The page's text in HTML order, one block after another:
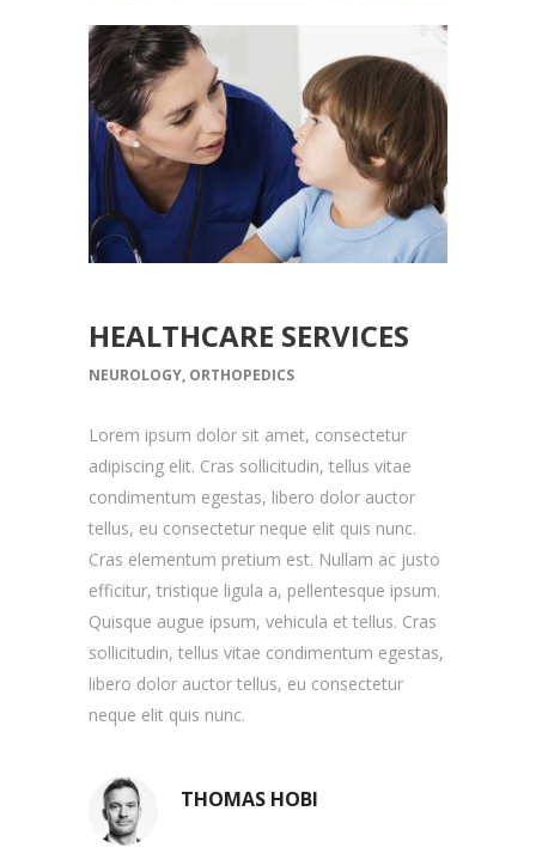
HEALTHCARE SERVICES
NEUROLOGY, ORTHOPEDICS
Lorem ipsum dolor sit amet, consectetur
adipiscing elit. Cras sollicitudin, tellus vitae
condimentum egestas, libero dolor auctor
tellus, eu consectetur neque elit quis nunc.
Cras elementum pretium est. Nullam ac justo
efficitur, tristique ligula a, pellentesque ipsum.
Quisque augue ipsum, vehicula et tellus. Cras
sollicitudin, tellus vitae condimentum egestas,
libero dolor auctor tellus, eu consectetur
neque elit quis nunc.
THOMAS HOBI